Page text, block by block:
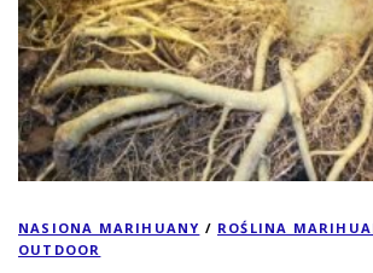
NASIONA MARIHUANY / ROŚLINA
OUTDOOR